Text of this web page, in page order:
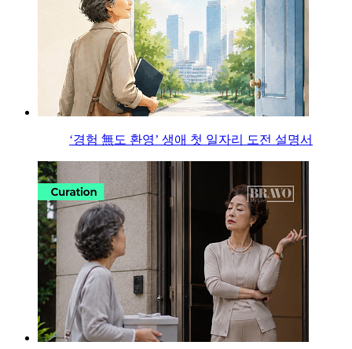
‘경험 無도 환영’ 생애 첫 일자리 도전 설명서